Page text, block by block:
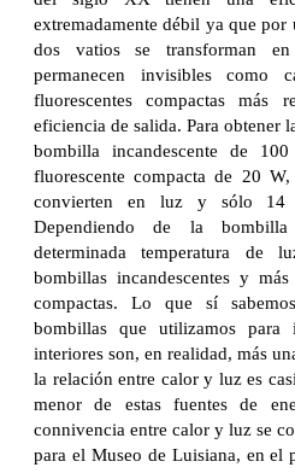
extremadamente débil ya que
dos vatios se transforman
permanecen invisibles como
fluorescentes compactas más
eficiencia de salida. Para obtener
bombilla incandescente de
fluorescente compacta de 20
convierten en luz y sólo 14
Dependiendo de la
determinada temperatura de
bombillas incandescentes y
compactas. Lo que sí
bombillas que utilizamos para
interiores son, en realidad, más
la relación entre calor y luz es
menor de estas fuentes de
connivencia entre calor y luz se
para el Museo de Luisiana, en el